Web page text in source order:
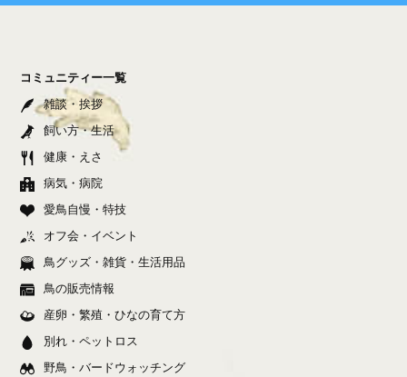
コミュニティー一覧
雑談・挨拶
飼い方・生活
健康・えさ
病気・病院
愛鳥自慢・特技
オフ会・イベント
鳥グッズ・雑貨・生活用品
鳥の販売情報
産卵・繁殖・ひなの育て方
別れ・ペットロス
野鳥・バードウォッチング